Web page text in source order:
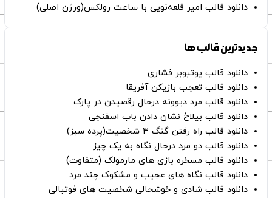
دانلود قالب امیر قلعه‌نویی با ساعت رولکس(ورژن اصلی)
جدیدترین قالب‌ها
دانلود قالب یوتیوبر فشاری
دانلود قالب تعجب بازیکن آفریقا
دانلود قالب مرد دیوونه درحال رقصیدن در پارک
دانلود قالب بیلاخ نشان دادن باب اسفنجی
دانلود قالب راه رفتن گنگ ۳ شخصیت(پرده سبز)
دانلود قالب دو مرد درحال نگاه به یک چیز
دانلود قالب مسخره بازی های مارمولک (متفاوت)
دانلود قالب نگاه های عجیب و مشکوک چند مرد
دانلود قالب شادی و خوشحالی شخصیت های فوتبالی